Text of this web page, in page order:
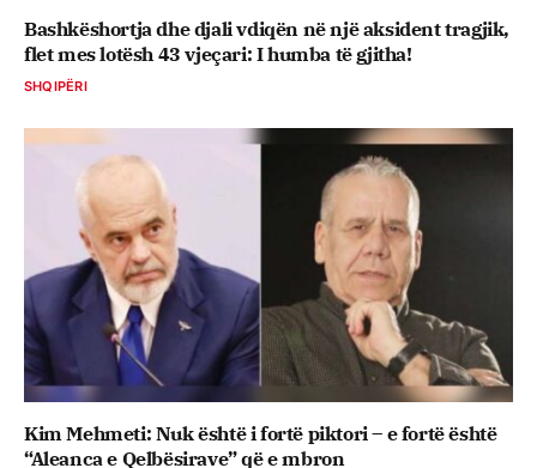
Bashkëshortja dhe djali vdiqën në një aksident tragjik,
flet mes lotësh 43 vjeçari: I humba të gjitha!
SHQIPËRI
Kim Mehmeti: Nuk është i fortë piktori – e fortë është
“Aleanca e Qelbësirave” që e mbron